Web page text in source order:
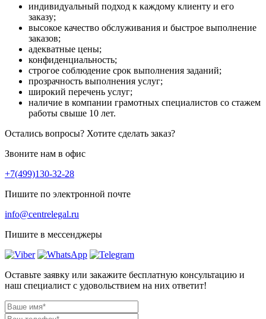
индивидуальный подход к каждому клиенту и его
заказу;
высокое качество обслуживания и быстрое выполнение
заказов;
адекватные цены;
конфиденциальность;
строгое соблюдение срок выполнения заданий;
прозрачность выполнения услуг;
широкий перечень услуг;
наличие в компании грамотных специалистов со стажем
работы свыше 10 лет.
Остались вопросы? Хотите сделать заказ?
Звоните нам в офис
+7(499)130-32-28
Пишите по электронной почте
info@centrelegal.ru
Пишите в мессенджеры
Оставьте заявку или закажите бесплатную консультацию и
наш специалист с удовольствием на них ответит!